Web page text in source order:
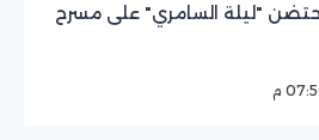
"ليلة السامري" على مسرح